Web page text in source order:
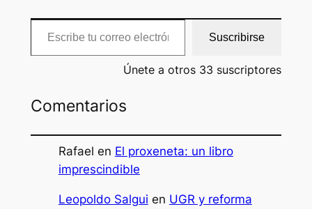
Escribe tu correo electrónico…
Suscribirse
Únete a otros 33 suscriptores
Comentarios
Rafael en El proxeneta: un libro
imprescindible
Leopoldo Salgui en UGR y reforma